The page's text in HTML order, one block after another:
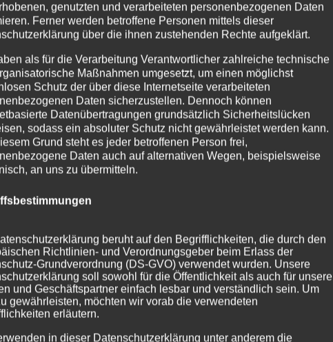
genutzten und verarbeiteten personenbezogenen Daten
Ferner werden betroffene Personen mittels dieser
über die ihnen zustehenden Rechte aufgeklärt.
als für die Verarbeitung Verantwortlicher zahlreiche technische
Maßnahmen umgesetzt, um einen möglichst
Schutz der über diese Internetseite verarbeiteten
Daten sicherzustellen. Dennoch können
Datenübertragungen grundsätzlich Sicherheitslücken
sodass ein absoluter Schutz nicht gewährleistet werden kann.
Grund steht es jeder betroffenen Person frei,
Daten auch auf alternativen Wegen, beispielsweise
an uns zu übermitteln.
beruht auf den Begrifflichkeiten, die durch den
Richtlinien- und Verordnungsgeber beim Erlass der
Grundverordnung (DS-GVO) verwendet wurden. Unsere
soll sowohl für die Öffentlichkeit als auch für unsere
und Geschäftspartner einfach lesbar und verständlich sein. Um
gewährleisten, möchten wir vorab die verwendeten
erläutern.
in dieser Datenschutzerklärung unter anderem die